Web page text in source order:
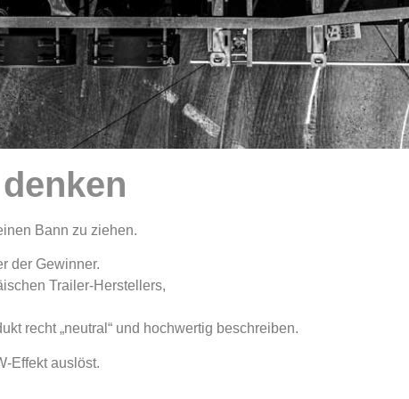
Bann zu ziehen.
der Gewinner.
Trailer-Herstellers,
recht „neutral“ und hochwertig beschreiben.
Effekt auslöst.